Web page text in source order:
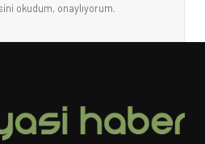
okudum, onaylıyorum.